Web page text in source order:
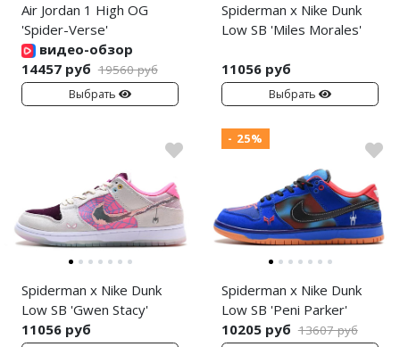
Air Jordan 1 High OG
'Spider-Verse'
видео-обзор
14457 руб 19560 руб
Выбрать
Spiderman x Nike Dunk
Low SB 'Miles Morales'
11056 руб
Выбрать
Spiderman x Nike Dunk
Low SB 'Gwen Stacy'
11056 руб
- 25%
Spiderman x Nike Dunk
Low SB 'Peni Parker'
10205 руб 13607 руб